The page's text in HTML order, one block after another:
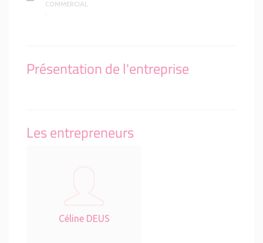
COMMERCIAL
:
Présentation de l'entreprise
Les entrepreneurs
Céline DEUS